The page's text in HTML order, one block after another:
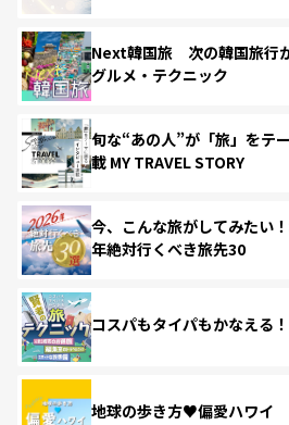
Next韓国旅 次の韓国旅行
グルメ・テクニック
旬な“あの人”が「旅」をテ
載 MY TRAVEL STORY
今、こんな旅がしてみたい
年絶対行くべき旅先30
コスパもタイパもかなえる
地球の歩き方♥偏愛ハワイ